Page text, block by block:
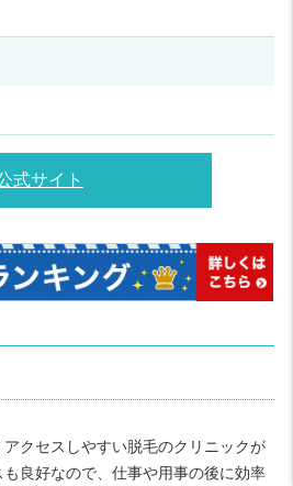
式サイト
クセスしやすい脱毛のクリニックが
良好なので、仕事や用事の後に効率